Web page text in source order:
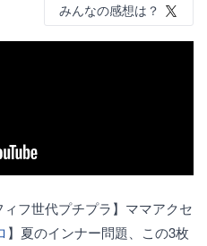
みんなの感想は？
フ世代プチプラ】ママアクセ
】夏のインナー問題、この3枚